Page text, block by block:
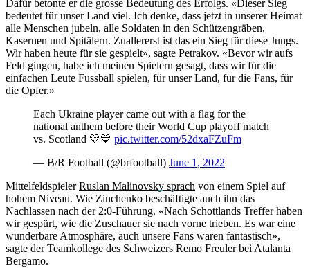
Dafür betonte erdie grosse Bedeutung des Erfolgs. «Dieser Sieg
bedeutet für unser Land viel. Ich denke, dass jetzt in unserer Heimat
alle Menschen jubeln, alle Soldaten in den Schützengräben,
Kasernen und Spitälern. Zuallererst ist das ein Sieg für diese Jungs.
Wir haben heute für sie gespielt», sagte Petrakov. «Bevor wir aufs
Feld gingen, habe ich meinen Spielern gesagt, dass wir für die
einfachen Leute Fussball spielen, für unser Land, für die Fans, für
die Opfer.»
Each Ukraine player came out with a flag for the
national anthem before their World Cup playoff match
vs. Scotland 💛💙 pic.twitter.com/52dxaFZuFm
— B/R Football (@brfootball) June 1, 2022
MittelfeldspielerRuslan Malinovsky sprach von einem Spiel auf
hohem Niveau. Wie Zinchenko beschäftigte auch ihn das
Nachlassen nach der 2:0-Führung. «Nach Schottlands Treffer haben
wir gespürt, wie die Zuschauer sie nach vorne trieben. Es war eine
wunderbare Atmosphäre, auch unsere Fans waren fantastisch»,
sagte der Teamkollege des Schweizers Remo Freuler bei Atalanta
Bergamo.